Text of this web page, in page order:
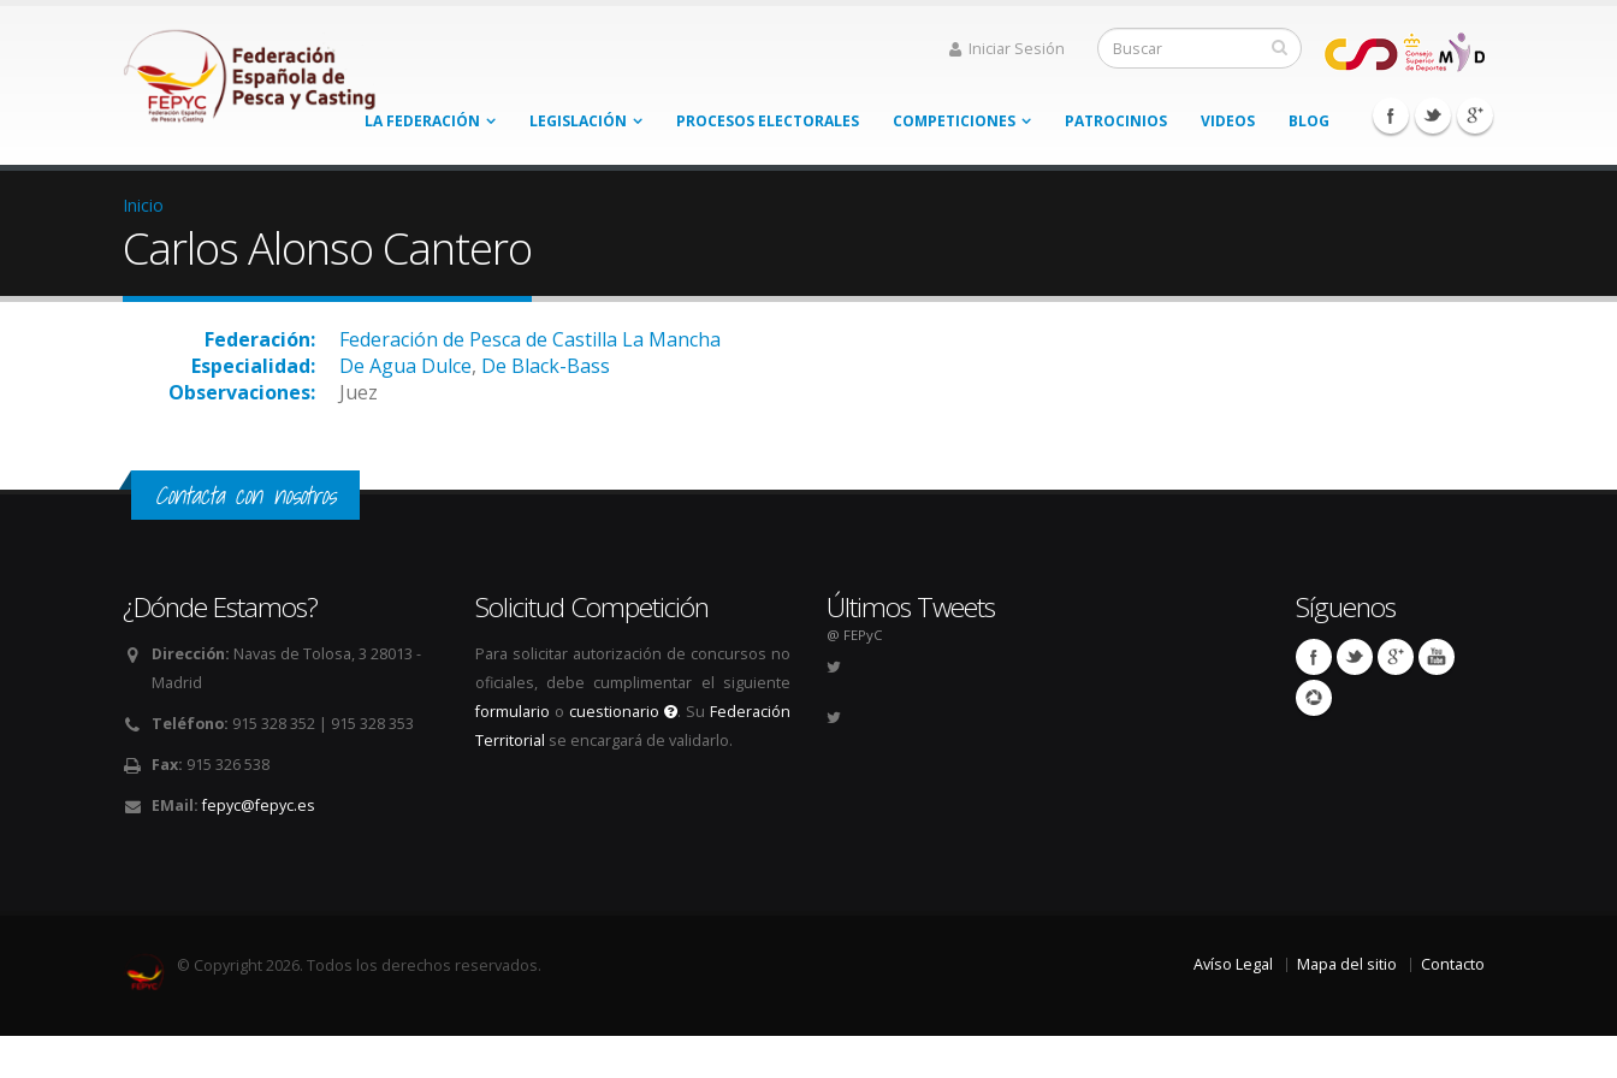
Iniciar Sesión
LA FEDERACIÓN LEGISLACIÓN PROCESOS ELECTORALES COMPETICIONES PATROCINIOS VIDEOS BLOG
Inicio
Carlos Alonso Cantero
Federación:
Federación de Pesca de Castilla La Mancha
Especialidad:
De Agua Dulce, De Black-Bass
Observaciones:
Juez
Contacta con nosotros
¿Dónde Estamos?
Dirección: Navas de Tolosa, 3 28013 -
Madrid
Teléfono: 915 328 352 | 915 328 353
Fax: 915 326 538
EMail: fepyc@fepyc.es
Solicitud Competición
Para solicitar autorización de concursos no
oficiales, debe cumplimentar el siguiente
formulario o cuestionario . SuFederación
Territorial se encargará de validarlo.
Últimos Tweets
@ FEPyC
Síguenos
© Copyright 2026. Todos los derechos reservados. Avíso Legal Mapa del sitio Contacto